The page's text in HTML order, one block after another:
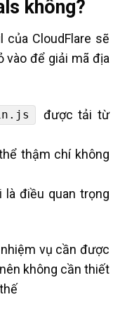
không?
CloudFlare sẽ
vào để giải mã địa
được tải từ
thậm chí không
là điều quan trọng
vụ cần được
không cần thiết